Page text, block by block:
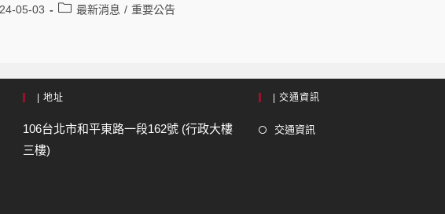
05-03 最新消息 / 重要公告
| 地址
106台北市和平東路一段162號 (行政大樓
三樓)
| 交通資訊
交通資訊